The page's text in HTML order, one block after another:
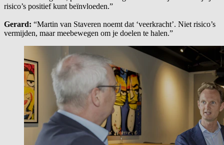
risico’s positief kunt beïnvloeden.”
Gerard: “Martin van Staveren noemt dat ‘veerkracht’. Niet risico’s
vermijden, maar meebewegen om je doelen te halen.”